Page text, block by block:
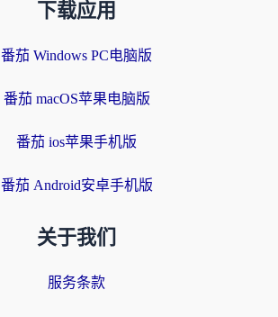
下载应用
番茄 Windows PC电脑版
番茄 macOS苹果电脑版
番茄 ios苹果手机版
番茄 Android安卓手机版
关于我们
服务条款